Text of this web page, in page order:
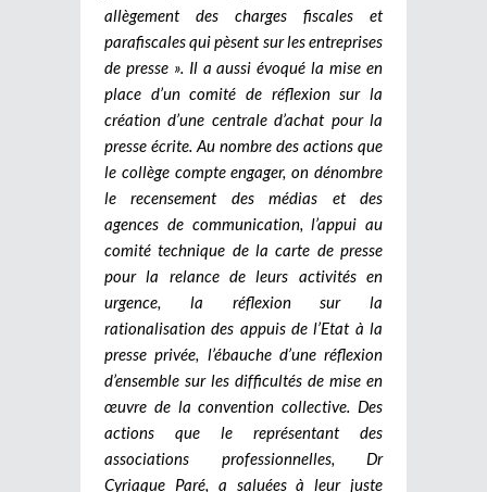
allègement des charges fiscales et
parafiscales qui pèsent sur les entreprises
de presse ». Il a aussi évoqué la mise en
place d’un comité de réflexion sur la
création d’une centrale d’achat pour la
presse écrite. Au nombre des actions que
le collège compte engager, on dénombre
le recensement des médias et des
agences de communication, l’appui au
comité technique de la carte de presse
pour la relance de leurs activités en
urgence, la réflexion sur la
rationalisation des appuis de l’Etat à la
presse privée, l’ébauche d’une réflexion
d’ensemble sur les difficultés de mise en
œuvre de la convention collective. Des
actions que le représentant des
associations professionnelles, Dr
Cyriaque Paré, a saluées à leur juste